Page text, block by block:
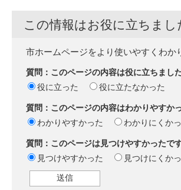
この情報はお役に立ちまし
市ホームページをより使いやすくわ
質問：このページの内容は役に立ちまし
役に立った
役に立たなかった
質問：このページの内容はわかりやすか
わかりやすかった
わかりにくか
質問：このページは見つけやすかったで
見つけやすかった
見つけにくか